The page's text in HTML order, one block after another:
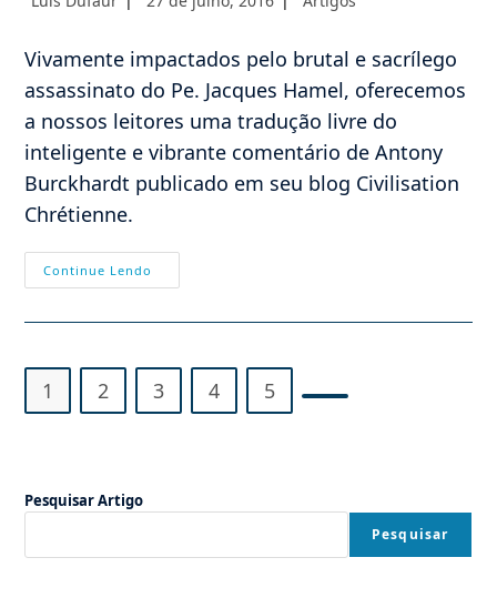
Vivamente impactados pelo brutal e sacrílego
assassinato do Pe. Jacques Hamel, oferecemos
a nossos leitores uma tradução livre do
inteligente e vibrante comentário de Antony
Burckhardt publicado em seu blog Civilisation
Chrétienne.
Continue Lendo
Jacques
Revelador
Islã,
E
1 2 3 4 5
Pesquisar Artigo
Pesquisar